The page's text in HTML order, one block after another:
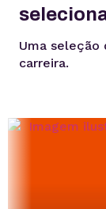
Uma seleção
carreira.